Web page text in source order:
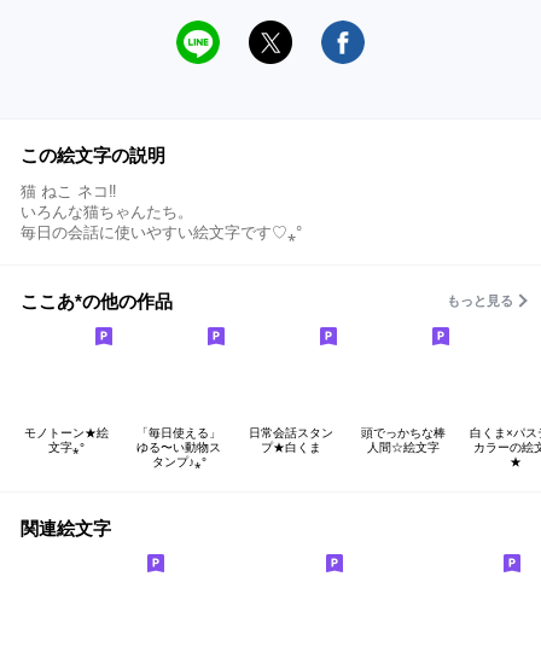
この絵文字の説明
猫 ねこ ネコ‼︎
いろんな猫ちゃんたち。
毎日の会話に使いやすい絵文字です♡⁎°
ここあ*の他の作品 もっと見る
モノトーン★絵
文字⁎°
「毎日使える」
ゆる〜い動物ス
タンプ♪⁎°
日常会話スタン
プ★白くま
頭でっかちな棒
人間☆絵文字
白くま×パス
カラーの絵
★
関連絵文字